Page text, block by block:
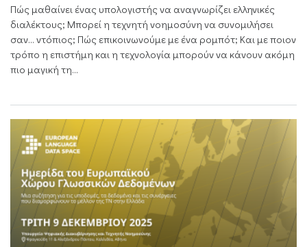
Πώς μαθαίνει ένας υπολογιστής να αναγνωρίζει ελληνικές
διαλέκτους; Μπορεί η τεχνητή νοημοσύνη να συνομιλήσει
σαν… ντόπιος; Πώς επικοινωνούμε με ένα ρομπότ; Και με ποιον
τρόπο η επιστήμη και η τεχνολογία μπορούν να κάνουν ακόμη
πιο μαγική τη...